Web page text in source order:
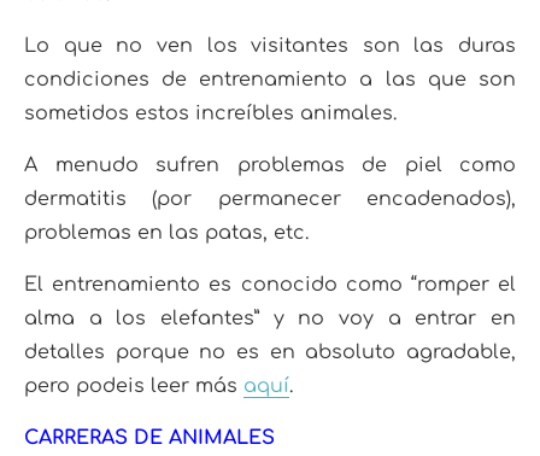
Lo que no ven los visitantes son las duras
condiciones de entrenamiento a las que son
sometidos estos increíbles animales.
A menudo sufren problemas de piel como
dermatitis (por permanecer encadenados),
problemas en las patas, etc.
El entrenamiento es conocido como “romper el
alma a los elefantes” y no voy a entrar en
detalles porque no es en absoluto agradable,
pero podeis leer más aquí.
CARRERAS DE ANIMALES